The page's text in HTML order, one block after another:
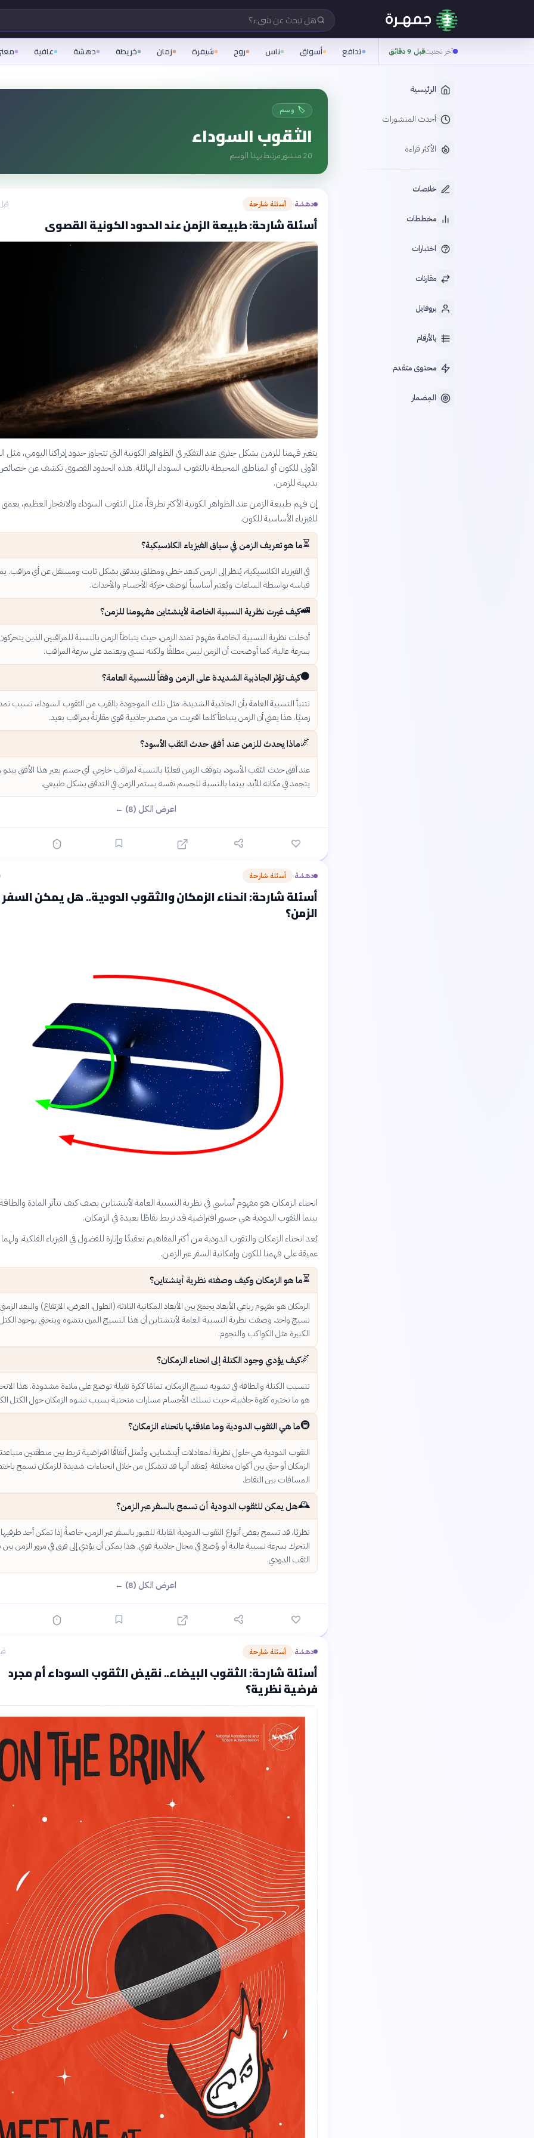
هل تبحث عن شيء؟
آخر تحديثقبل 9 دقائق تدافع أسواق ناس روح شيفرة زمان خريطة دهشة عافية
الرئيسية
أحدث المنشورات
الأكثر قراءة
خلاصات
مخططات
اختبارات
مقارنات
بروفايل
بالأرقام
محتوى متقدم
المِضمار
🏷️ وسم
الثقوب السوداء
20 منشور مرتبط بهذا الوسم
دهشة› أسئلة شارحة قبل 23
أسئلة شارحة: طبيعة الزمن عند الحدود الكونية القصوى
يتغير فهمنا للزمن بشكل جذري عند التفكير في الظواهر الكونية التي تتجاوز حدود إدراكنا اليومي،
الأولى للكون أو المناطق المحيطة بالثقوب السوداء الهائلة. هذه الحدود القصوى تكشف عن
بديهية للزمن.
إن فهم طبيعة الزمن عند الظواهر الكونية الأكثر تطرفاً، مثل الثقوب السوداء والانفجار العظيم، يعمق
للفيزياء الأساسية للكون.
⏳ما هو تعريف الزمن في سياق الفيزياء الكلاسيكية؟
في الفيزياء الكلاسيكية، يُنظر إلى الزمن كبعد خطي ومطلق يتدفق بشكل ثابت ومستقل عن أي مراقب.
قياسه بواسطة الساعات ويُعتبر أساسياً لوصف حركة الأجسام والأحداث.
🚄كيف غيرت نظرية النسبية الخاصة لأينشتاين مفهومنا للزمن؟
أدخلت نظرية النسبية الخاصة مفهوم تمدد الزمن، حيث يتباطأ الزمن بالنسبة للمراقبين الذين
بسرعة عالية. كما أوضحت أن الزمن ليس مطلقًا ولكنه نسبي ويعتمد على سرعة المراقب.
⚫كيف تؤثر الجاذبية الشديدة على الزمن وفقاً للنسبية العامة؟
تتنبأ النسبية العامة بأن الجاذبية الشديدة، مثل تلك الموجودة بالقرب من الثقوب السوداء، تسبب
زمنيًا. هذا يعني أن الزمن يتباطأ كلما اقتربت من مصدر جاذبية قوي مقارنةً بمراقب بعيد.
🌌ماذا يحدث للزمن عند أفق حدث الثقب الأسود؟
عند أفق حدث الثقب الأسود، يتوقف الزمن فعليًا بالنسبة لمراقب خارجي. أي جسم يعبر هذا الأفق يبدو
يتجمد في مكانه للأبد، بينما بالنسبة للجسم نفسه يستمر الزمن في التدفق بشكل طبيعي.
اعرض الكل (8) ←
دهشة› أسئلة شارحة
أسئلة شارحة: انحناء الزمكان والثقوب الدودية.. هل يمكن السفر
الزمن؟
انحناء الزمكان هو مفهوم أساسي في نظرية النسبية العامة لأينشتاين يصف كيف تتأثر المادة والطاقة
بينما الثقوب الدودية هي جسور افتراضية قد تربط نقاطًا بعيدة في الزمكان.
يُعد انحناء الزمكان والثقوب الدودية من أكثر المفاهيم تعقيدًا وإثارة للفضول في الفيزياء الفلكية،
عميقة على فهمنا للكون وإمكانية السفر عبر الزمن.
⏳ما هو الزمكان وكيف وصفته نظرية أينشتاين؟
الزمكان هو مفهوم رباعي الأبعاد يجمع بين الأبعاد المكانية الثلاثة (الطول، العرض، الارتفاع) والبعد
نسيج واحد. وصفت نظرية النسبية العامة لأينشتاين أن هذا النسيج المرن يتشوه وينحني بوجود
الكبيرة مثل الكواكب والنجوم.
🌌كيف يؤدي وجود الكتلة إلى انحناء الزمكان؟
تتسبب الكتلة والطاقة في تشويه نسيج الزمكان، تمامًا ككرة ثقيلة توضع على ملاءة مشدودة. هذا
هو ما نختبره كقوة جاذبية، حيث تسلك الأجسام مسارات منحنية بسبب تشوه الزمكان حول الكتل
🚇ما هي الثقوب الدودية وما علاقتها بانحناء الزمكان؟
الثقوب الدودية هي حلول نظرية لمعادلات أينشتاين، وتُمثل أنفاقًا افتراضية تربط بين منطقتين
الزمكان أو حتى بين أكوان مختلفة. يُعتقد أنها قد تتشكل من خلال انحناءات شديدة للزمكان تسمح
المسافات بين النقاط.
🕰️هل يمكن للثقوب الدودية أن تسمح بالسفر عبر الزمن؟
نظريًا، قد تسمح بعض أنواع الثقوب الدودية القابلة للعبور بالسفر عبر الزمن، خاصةً إذا تمكن أحد
التحرك بسرعة نسبية عالية أو وُضع في مجال جاذبية قوي. هذا يمكن أن يؤدي إلى فرق في مرور الزمن بين
الثقب الدودي.
اعرض الكل (8) ←
دهشة› أسئلة شارحة قبل
أسئلة شارحة: الثقوب البيضاء.. نقيض الثقوب السوداء أم مجرد
فرضية نظرية؟